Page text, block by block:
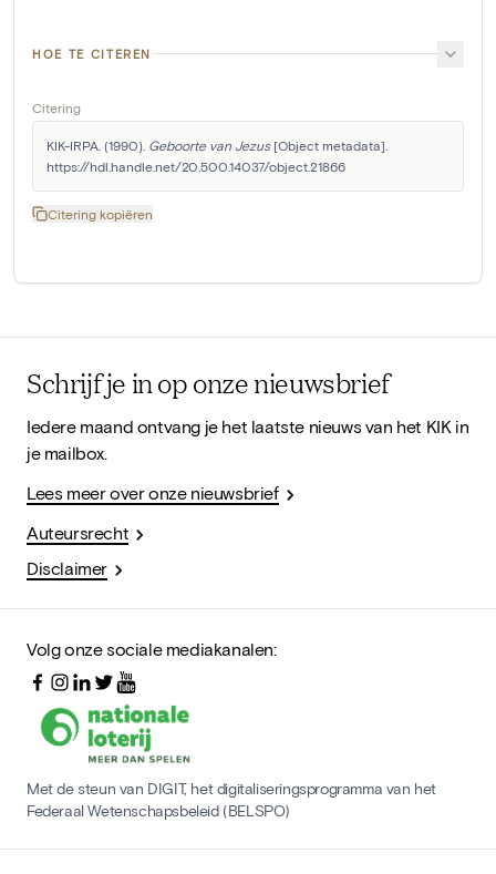
HOE TE CITEREN
Citering
KIK-IRPA. (1990). Geboorte van Jezus [Object metadata].
https://hdl.handle.net/20.500.14037/object.21866
Citering kopiëren
Schrijf je in op onze nieuwsbrief
Iedere maand ontvang je het laatste nieuws van het KIK in
je mailbox.
Lees meer over onze nieuwsbrief
Auteursrecht
Disclaimer
Volg onze sociale mediakanalen:
Met de steun van DIGIT, het digitaliseringsprogramma van het
Federaal Wetenschapsbeleid (BELSPO)